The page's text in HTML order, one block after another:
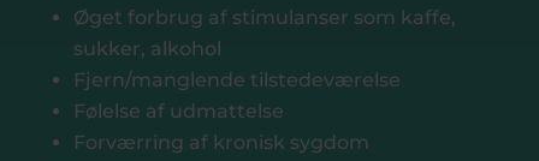
Øget forbrug af stimulanser som kaffe,
sukker, alkohol
Fjern/manglende tilstedeværelse
Følelse af udmattelse
Forværring af kronisk sygdom